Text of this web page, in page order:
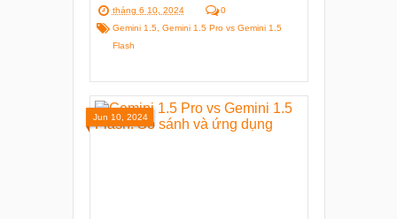
tháng 6 10, 2024
0
Gemini 1.5, Gemini 1.5 Pro vs Gemini 1.5
Flash
Jun 10, 2024